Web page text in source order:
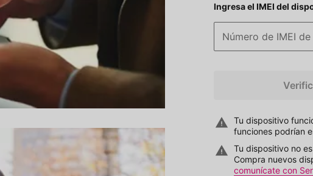
Ingresa el IMEI del
Número de IMEI
Tu dispositivo
funciones podrían
Tu dispositivo no
Compra nuevos
comunícate con